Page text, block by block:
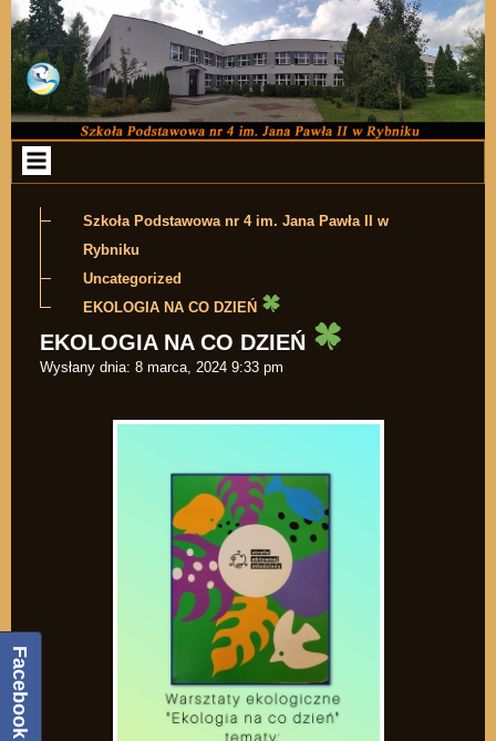
Przejdź do zawartości
Szkoła Podstawowa nr 4 im. Jana Pawła II w
Rybniku
Uncategorized
EKOLOGIA NA CO DZIEŃ
EKOLOGIA NA CO DZIEŃ
Wysłany dnia: 8 marca, 2024 9:33 pm
Facebook